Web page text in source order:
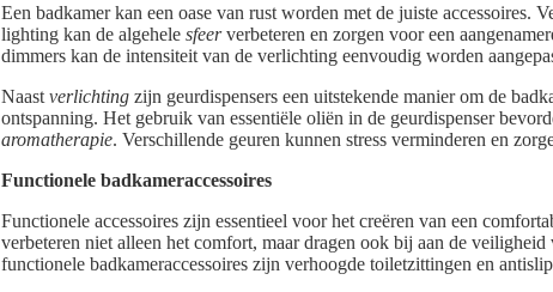
Een badkamer kan een oase van rust worden met de juiste accessoires.
lighting kan de algehele sfeerverbeteren en zorgen voor een
dimmers kan de intensiteit van de verlichting eenvoudig worden
Naast verlichting zijn geurdispensers een uitstekende manier om de
ontspanning. Het gebruik van essentiële oliën in de geurdispenser
aromatherapie. Verschillende geuren kunnen stress verminderen en
Functionele badkameraccessoires
Functionele accessoires zijn essentieel voor het creëren van een
verbeteren niet alleen het comfort, maar dragen ook bij aan de
functionele badkameraccessoires zijn verhoogde toiletzittingen en